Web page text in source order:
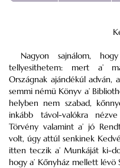
Nagyon sajnálom,
tellyesithetem: mert a’
Országnak ajándékúl adván,
semmi némü Könyv a’
helyben nem szabad,
inkább távol-valókra
Törvény valamint a’ jó
volt, úgy attúl senkinek
itten teczik a’ Munkáját ki-
hogy a’ Kőnyház mellett